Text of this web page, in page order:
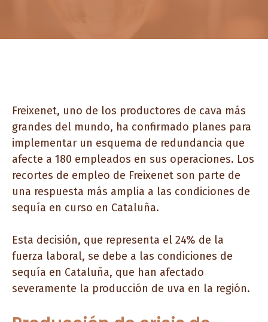
Freixenet, uno de los productores de cava más
grandes del mundo, ha confirmado planes para
implementar un esquema de redundancia que
afecte a 180 empleados en sus operaciones. Los
recortes de empleo de Freixenet son parte de
una respuesta más amplia a las condiciones de
sequía en curso en Cataluña.
Esta decisión, que representa el 24% de la
fuerza laboral, se debe a las condiciones de
sequía en Cataluña, que han afectado
severamente la producción de uva en la región.